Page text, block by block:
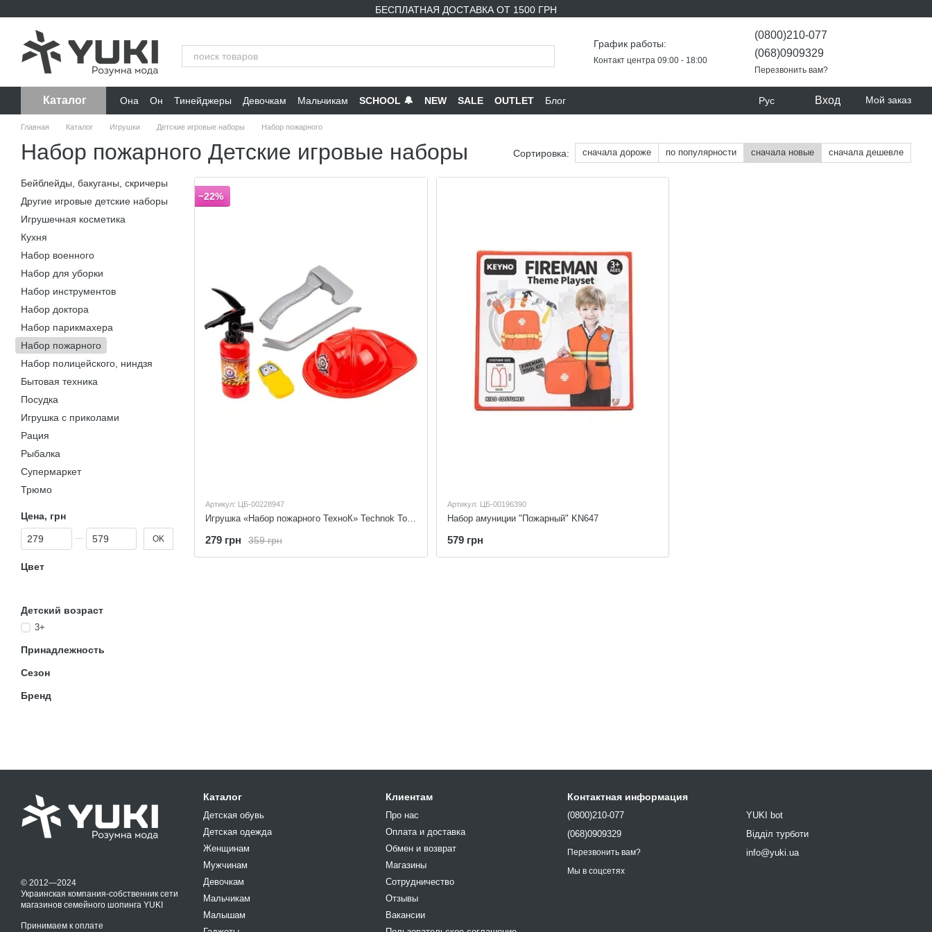
БЕСПЛАТНАЯ ДОСТАВКА ОТ 1500 ГРН
График работы:
Контакт центра 09:00 - 18:00
(0800)210-077
(068)0909329
Перезвонить вам?
Каталог Она Он Тинейджеры Девочкам Мальчикам SCHOOL 🔔 NEW SALE OUTLET Блог Рус Вход Мой заказ
Главная Каталог Игрушки Детские игровые наборы Набор пожарного
Набор пожарного Детские игровые наборы Сортировка: сначала дороже по популярности сначала новые сначала дешевле
−22%
Артикул: ЦБ-00228947
Игрушка «Набор пожарного ТехноК» Technok Toys 8591
359 грн
279 грн
Артикул: ЦБ-00196390
Набор амуниции "Пожарный" KN647
579 грн
Бейблейды, бакуганы, скричеры
Другие игровые детские наборы
Игрушечная косметика
Кухня
Набор военного
Набор для уборки
Набор инструментов
Набор доктора
Набор парикмахера
Набор пожарного
Набор полицейского, ниндзя
Бытовая техника
Посудка
Игрушка с приколами
Рация
Рыбалка
Супермаркет
Трюмо
Цена, грн
От Цена, грн
До Цена, грн OK
Цвет
Детский возраст
3+
Принадлежность
Сезон
Бренд
© 2012—2024
Украинская компания-собственник сети
магазинов семейного шопинга YUKI
Принимаем к оплате
Каталог
Детская обувь
Детская одежда
Женщинам
Мужчинам
Девочкам
Мальчикам
Малышам
Клиентам
Про нас
Оплата и доставка
Обмен и возврат
Магазины
Сотрудничество
Отзывы
Вакансии
Контактная информация
(0800)210-077
(068)0909329
Перезвонить вам?
YUKI bot
Відділ турботи
info@yuki.ua
Мы в соцсетях